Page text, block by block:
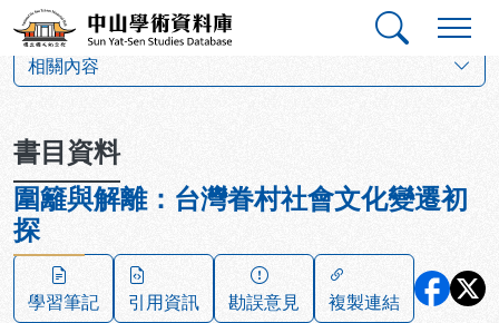
跳到主要內容
中山學術資料庫
相關內容
書目資料
圍籬與解離：台灣眷村社會文化變遷初
探
學習筆記 引用資訊 勘誤意見
複製連結